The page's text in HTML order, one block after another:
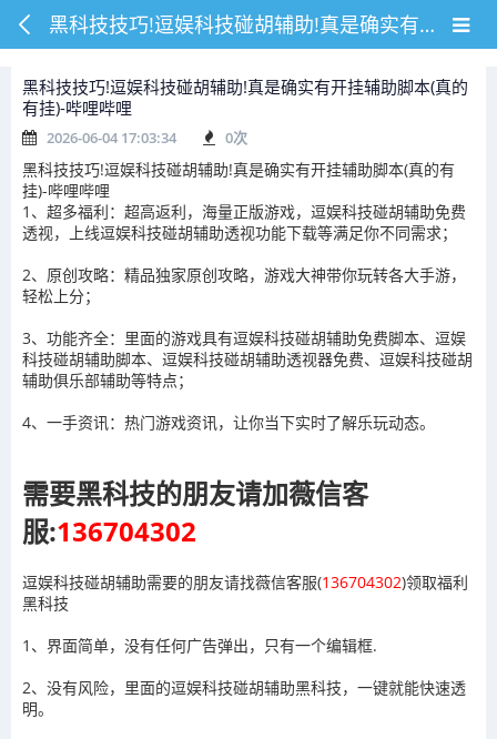
黑科技技巧!逗娱科技碰胡辅助!真是确实有开挂辅助脚本(真的有挂)-哔哩哔哩
黑科技技巧!逗娱科技碰胡辅助!真是确实有开挂辅助脚本(真的
有挂)-哔哩哔哩
2026-06-04 17:03:34 0次
黑科技技巧!逗娱科技碰胡辅助!真是确实有开挂辅助脚本(真的有
挂)-哔哩哔哩
1、超多福利：超高返利，海量正版游戏，逗娱科技碰胡辅助免费
透视，上线逗娱科技碰胡辅助透视功能下载等满足你不同需求；
2、原创攻略：精品独家原创攻略，游戏大神带你玩转各大手游，
轻松上分；
3、功能齐全：里面的游戏具有逗娱科技碰胡辅助免费脚本、逗娱
科技碰胡辅助脚本、逗娱科技碰胡辅助透视器免费、逗娱科技碰胡
辅助俱乐部辅助等特点；
4、一手资讯：热门游戏资讯，让你当下实时了解乐玩动态。
需要黑科技的朋友请加薇信客
服:136704302
逗娱科技碰胡辅助需要的朋友请找薇信客服(136704302)领取福利
黑科技
1、界面简单，没有任何广告弹出，只有一个编辑框.
2、没有风险，里面的逗娱科技碰胡辅助黑科技，一键就能快速透
明。